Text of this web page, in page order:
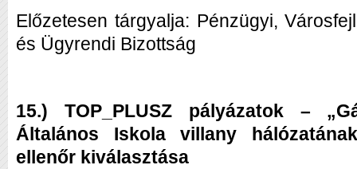
Előzetesen tárgyalja: Pénzügyi,
és Ügyrendi Bizottság
15.) TOP_PLUSZ pályázatok –
Általános Iskola villany
ellenőr kiválasztása